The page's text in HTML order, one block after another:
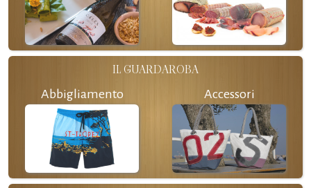
IL GUARDAROBA
Abbigliamento Accessori